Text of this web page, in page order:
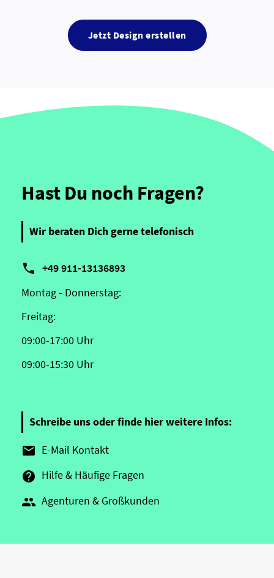
Jetzt Design erstellen
Hast Du noch Fragen?
Wir beraten Dich gerne telefonisch
 +49 911-13136893
Montag - Donnerstag:
Freitag:
09:00-17:00 Uhr
09:00-15:30 Uhr
Schreibe uns oder finde hier weitere Infos:
 E-Mail Kontakt
 Hilfe & Häufige Fragen
 Agenturen & Großkunden